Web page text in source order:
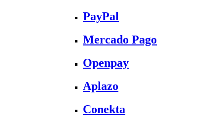
PayPal
Mercado Pago
Openpay
Aplazo
Conekta